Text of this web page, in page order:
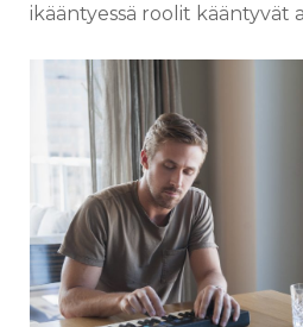
ikääntyessä roolit kääntyvät